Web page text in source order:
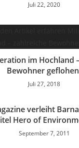
Juli 22, 2020
im Hochland
Bewohner geflohen
Juli 27, 2018
verleiht
Hero of
September 7, 2011